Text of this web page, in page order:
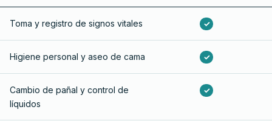
Toma y registro de signos vitales ✓
Higiene personal y aseo de cama ✓
Cambio de pañal y control de
líquidos
✓